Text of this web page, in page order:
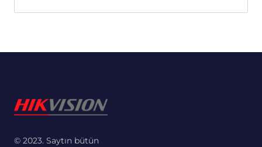
© 2023. Saytın bütün